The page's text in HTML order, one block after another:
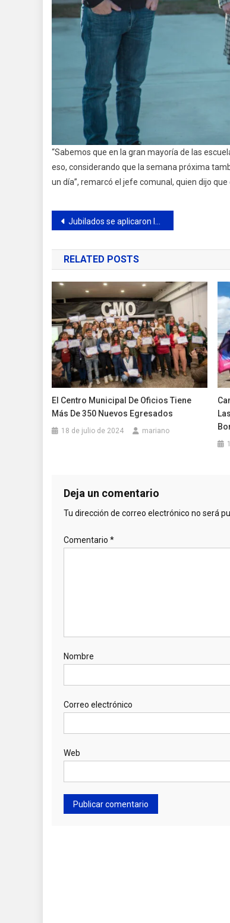
“Sabemos que en la gran mayoría de las
eso, considerando que la semana próxima
un día”, remarcó el jefe comunal, quien dijo
Navegación
de
entradas
Jubilados se aplicaron la vacuna antigripal en el Movimiento 23 de diciembre
RELATED POSTS
El Centro Municipal De Oficios Tiene
Más De 350 Nuevos Egresados
18 de julio de 2024 mariano
Deja un comentario
Tu dirección de correo electrónico no será
Comentario *
Nombre
Correo electrónico
Web